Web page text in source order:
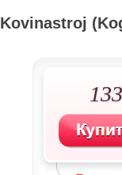
Kovinastroj